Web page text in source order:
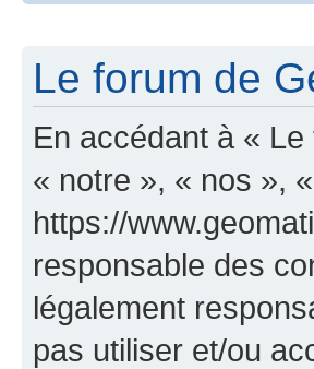
Le forum de
En accédant à «
« notre », « nos »,
https://
responsable des
légalement
pas utiliser et/ou